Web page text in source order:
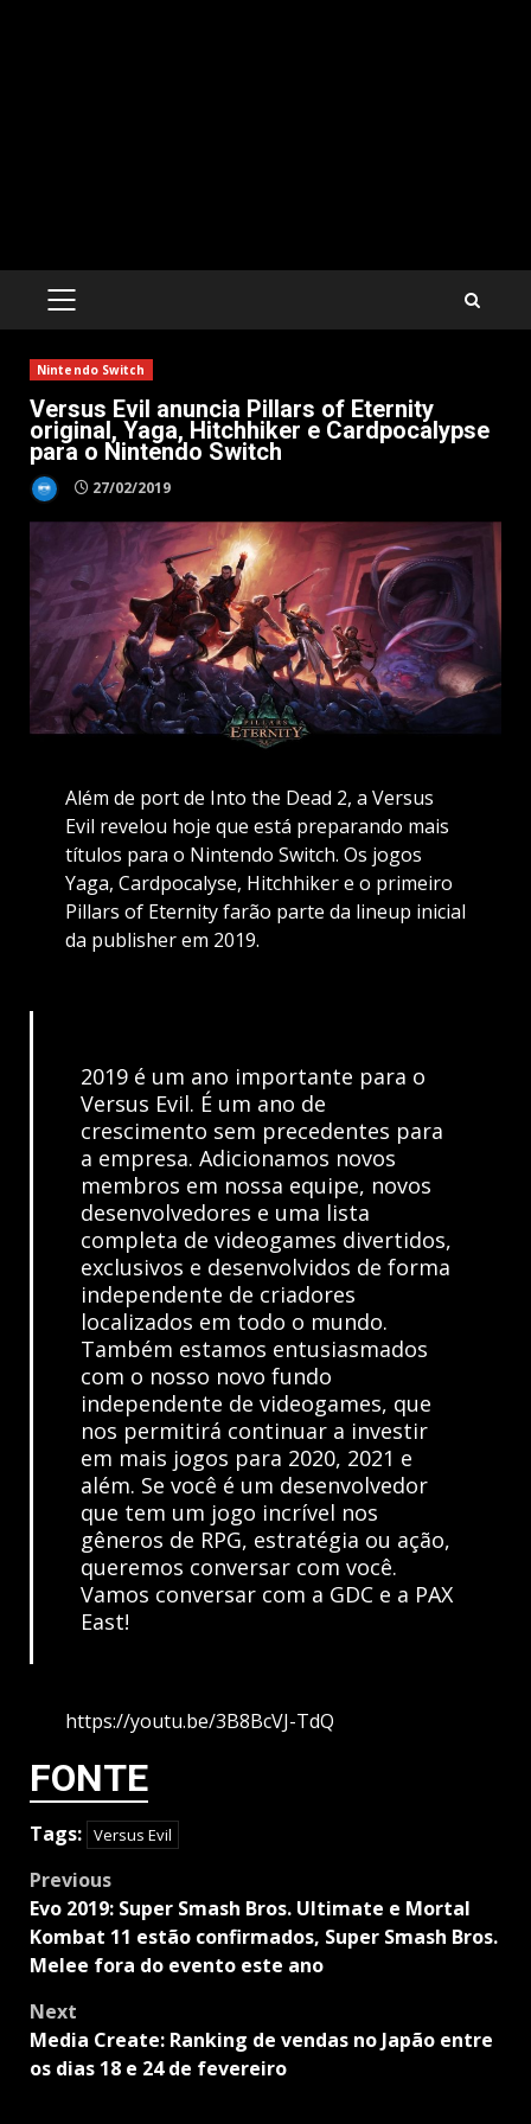
PRIMARY
Nintendo Switch
Versus Evil anuncia Pillars of Eternity
original, Yaga, Hitchhiker e Cardpocalypse
para o Nintendo Switch
27/02/2019
Além de port de Into the Dead 2, a Versus
Evil revelou hoje que está preparando mais
títulos para o Nintendo Switch. Os jogos
Yaga, Cardpocalyse, Hitchhiker e o primeiro
Pillars of Eternity farão parte da lineup inicial
da publisher em 2019.
2019 é um ano importante para o
Versus Evil. É um ano de
crescimento sem precedentes para
a empresa. Adicionamos novos
membros em nossa equipe, novos
desenvolvedores e uma lista
completa de videogames divertidos,
exclusivos e desenvolvidos de forma
independente de criadores
localizados em todo o mundo.
Também estamos entusiasmados
com o nosso novo fundo
independente de videogames, que
nos permitirá continuar a investir
em mais jogos para 2020, 2021 e
além. Se você é um desenvolvedor
que tem um jogo incrível nos
gêneros de RPG, estratégia ou ação,
queremos conversar com você.
Vamos conversar com a GDC e a PAX
East!
https://youtu.be/3B8BcVJ-TdQ
FONTE
Tags: Versus Evil
Post
navigation
Previous
Evo 2019: Super Smash Bros. Ultimate e Mortal
Kombat 11 estão confirmados, Super Smash Bros.
Melee fora do evento este ano
Next
Media Create: Ranking de vendas no Japão entre
os dias 18 e 24 de fevereiro